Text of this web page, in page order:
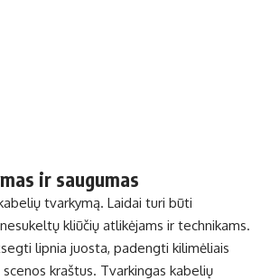
ir saugumas
tvarkymą. Laidai turi būti
kliūčių atlikėjams ir technikams.
lipnia juosta, padengti kilimėliais
kraštus. Tvarkingas kabelių